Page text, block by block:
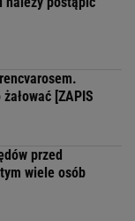
[ZAPIS
przed
wiele osób